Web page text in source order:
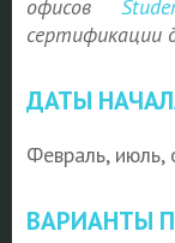
офисов
сертификации
ДАТЫ
Февраль, июль,
ВАРИАНТЫ